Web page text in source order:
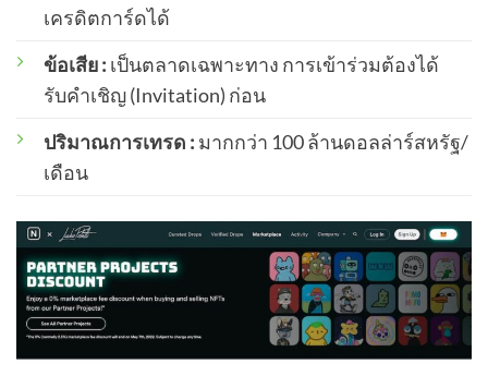
เครดิตการ์ดได้
ข้อเสีย : เป็นตลาดเฉพาะทาง การเข้าร่วมต้องได้
รับคำเชิญ (Invitation) ก่อน
ปริมาณการเทรด : มากกว่า 100 ล้านดอลล่าร์สหรัฐ/
เดือน